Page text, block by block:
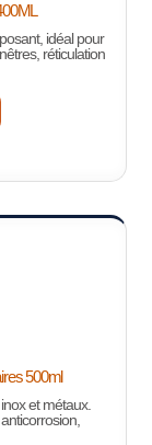
idéal pour
réticulation
500ml
et métaux.